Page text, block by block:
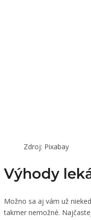
Zdroj: Pixabay
Výhody
Možno sa aj vám už
takmer nemožné.